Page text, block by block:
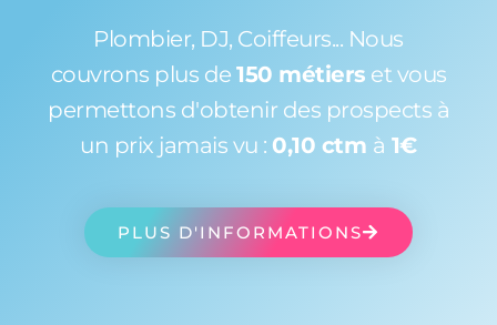
Plombier, DJ, Coiffeurs... Nous
couvrons plus de 150 métiers et vous
permettons d'obtenir des prospects à
un prix jamais vu : 0,10 ctm à 1€
PLUS D'INFORMATIONS